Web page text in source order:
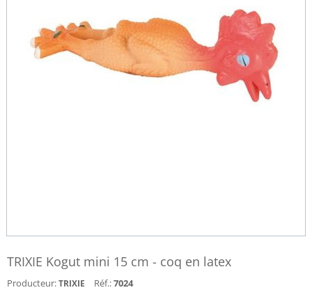
TRIXIE Kogut mini 15 cm - coq en latex
Producteur:TRIXIE Réf.:7024